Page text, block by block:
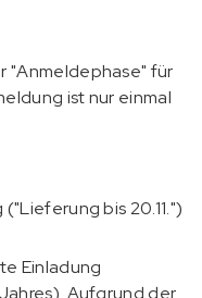
"Anmeldephase" für
ist nur einmal
bis 20.11.")
Einladung
Aufgrund der